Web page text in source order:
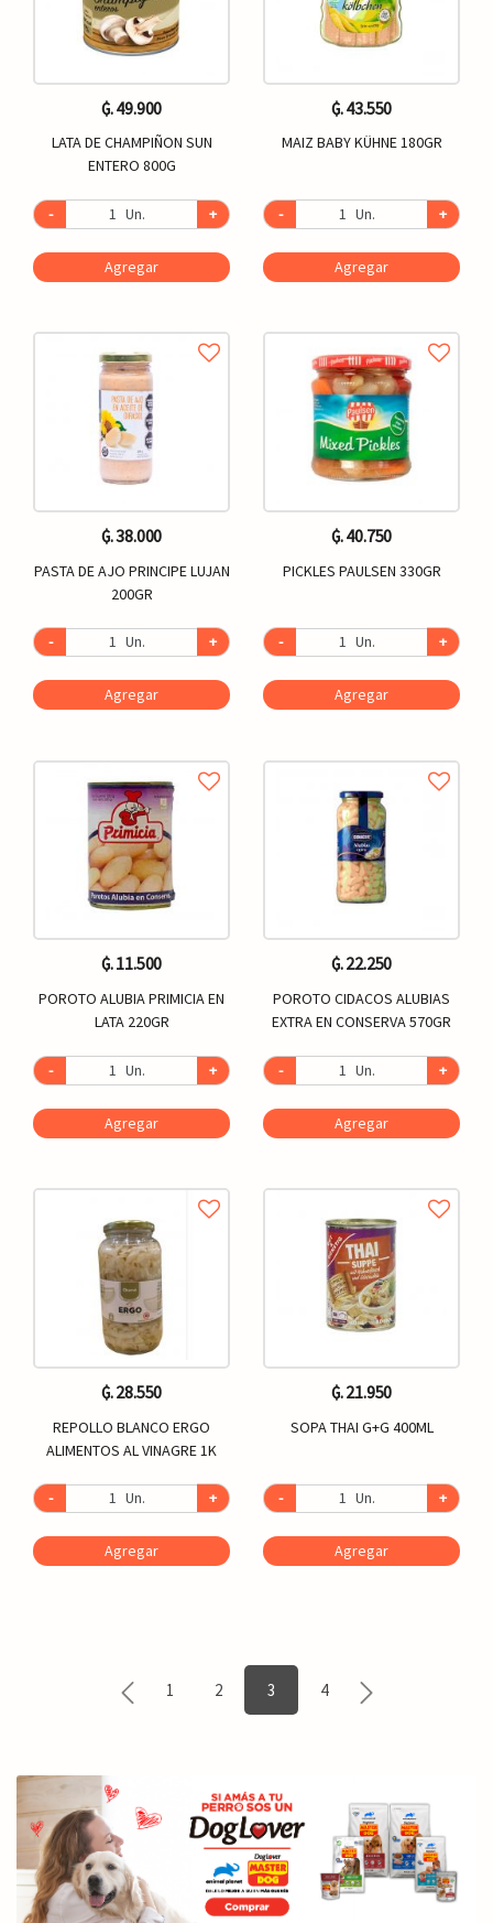
₲. 49.900
LATA DE CHAMPIÑON SUN
ENTERO 800G
- Un. +
Agregar
₲. 43.550
MAIZ BABY KÜHNE 180GR
- Un. +
Agregar
₲. 38.000
PASTA DE AJO PRINCIPE LUJAN
200GR
- Un. +
Agregar
₲. 40.750
PICKLES PAULSEN 330GR
- Un. +
Agregar
₲. 11.500
POROTO ALUBIA PRIMICIA EN
LATA 220GR
- Un. +
Agregar
₲. 22.250
POROTO CIDACOS ALUBIAS
EXTRA EN CONSERVA 570GR
- Un. +
Agregar
₲. 28.550
REPOLLO BLANCO ERGO
ALIMENTOS AL VINAGRE 1K
- Un. +
Agregar
₲. 21.950
SOPA THAI G+G 400ML
- Un. +
Agregar
1 2 3 4